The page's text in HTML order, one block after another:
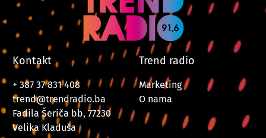
Kontakt
+ 387 37 831 408
trend@trendradio.ba
Fadila Šeriča bb, 77230
Velika Kladuša
Trend radio
Marketing
O nama